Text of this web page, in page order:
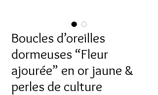
Boucles d’oreilles
dormeuses “Fleur
ajourée” en or jaune &
perles de culture